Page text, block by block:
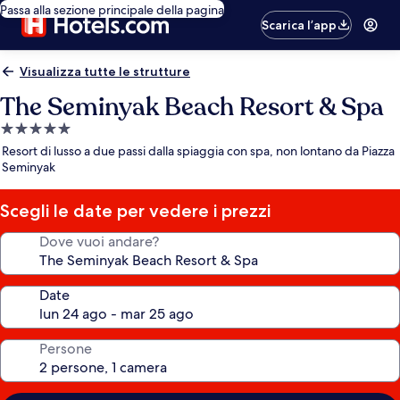
Passa alla sezione principale della pagina
Scarica l’app
Visualizza tutte le strutture
The Seminyak Beach Resort & Spa
Struttura
a
5.0
stelle
Resort di lusso a due passi dalla spiaggia con spa, non lontano da Piazza
Seminyak
Scegli le date per vedere i prezzi
Dove vuoi andare?
Date
Persone